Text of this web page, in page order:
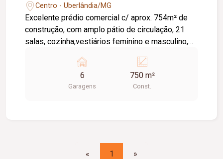
Centro - Uberlândia/MG
Excelente prédio comercial c/ aprox. 754m² de
construção, com amplo pátio de circulação, 21
salas, cozinha,vestiários feminino e masculino,
*** MÓVEIS NÃO FAZEM PARTE DA LOCAÇÃO
6
Garagens
750 m²
Const.
« 1 »